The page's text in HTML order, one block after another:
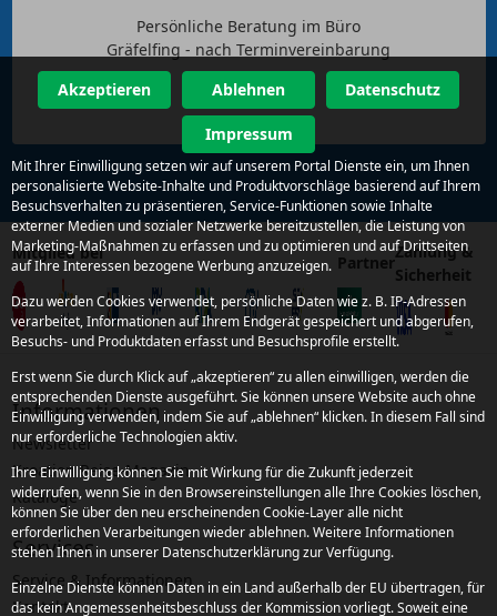
Persönliche Beratung im Büro
Gräfelfing - nach Terminvereinbarung
Mitglied bei Partner
Zahlung &
Sicherheit
Informationen
Newsletter
Kroatien Reise-Magazin
Kataloge
Services
Service & Informationen
Kontakt
Akzeptieren Ablehnen Datenschutz
Impressum
Mit Ihrer Einwilligung setzen wir auf unserem Portal Dienste ein, um Ihnen
personalisierte Website-Inhalte und Produktvorschläge basierend auf Ihrem
Besuchsverhalten zu präsentieren, Service-Funktionen sowie Inhalte
externer Medien und sozialer Netzwerke bereitzustellen, die Leistung von
Marketing-Maßnahmen zu erfassen und zu optimieren und auf Drittseiten
auf Ihre Interessen bezogene Werbung anzuzeigen.
Dazu werden Cookies verwendet, persönliche Daten wie z. B. IP-Adressen
verarbeitet, Informationen auf Ihrem Endgerät gespeichert und abgerufen,
Besuchs- und Produktdaten erfasst und Besuchsprofile erstellt.
Erst wenn Sie durch Klick auf „akzeptieren“ zu allen einwilligen, werden die
entsprechenden Dienste ausgeführt. Sie können unsere Website auch ohne
Einwilligung verwenden, indem Sie auf „ablehnen“ klicken. In diesem Fall sind
nur erforderliche Technologien aktiv.
Ihre Einwilligung können Sie mit Wirkung für die Zukunft jederzeit
widerrufen, wenn Sie in den Browsereinstellungen alle Ihre Cookies löschen,
können Sie über den neu erscheinenden Cookie-Layer alle nicht
erforderlichen Verarbeitungen wieder ablehnen. Weitere Informationen
stehen Ihnen in unserer Datenschutzerklärung zur Verfügung.
Einzelne Dienste können Daten in ein Land außerhalb der EU übertragen, für
das kein Angemessenheitsbeschluss der Kommission vorliegt. Soweit eine